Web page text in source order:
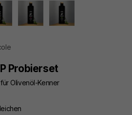
Probierset
Olivenöl-Kenner